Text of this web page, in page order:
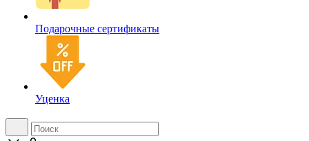
Подарочные сертификаты
Уценка